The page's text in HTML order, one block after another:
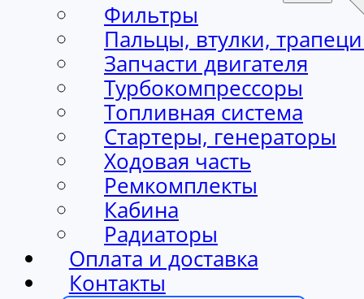
Фильтры
Пальцы, втулки,
Запчасти двигателя
Турбокомпрессоры
Топливная система
Стартеры, генераторы
Ходовая часть
Ремкомплекты
Кабина
Радиаторы
Оплата и доставка
Контакты